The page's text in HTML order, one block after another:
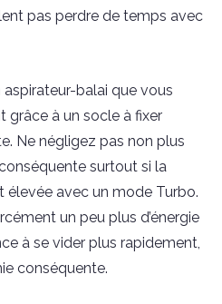
pas perdre de temps avec
balai que vous
grâce à un socle à fixer
Ne négligez pas non plus
surtout si la
élevée avec un mode Turbo.
un peu plus d’énergie
à se vider plus rapidement,
conséquente.